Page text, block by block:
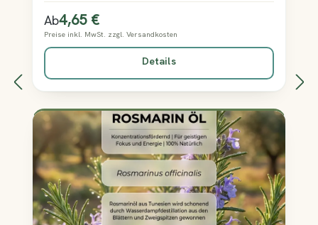
naturnah.
Regulärer Preis:
Ab4,65 €
Preise inkl. MwSt. zzgl. Versandkosten
Details